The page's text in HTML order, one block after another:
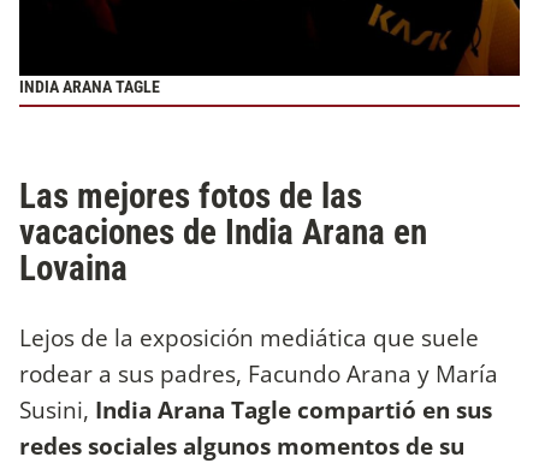
INDIA ARANA TAGLE
Las mejores fotos de las
vacaciones de India Arana en
Lovaina
Lejos de la exposición mediática que suele
rodear a sus padres, Facundo Arana y María
Susini, India Arana Tagle compartió en sus
redes sociales algunos momentos de su